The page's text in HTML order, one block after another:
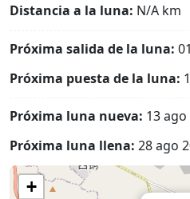
Distancia a la luna: N/A km
Próxima salida de la luna:
Próxima puesta de la luna:
Próxima luna nueva: 13 ago
Próxima luna llena: 28 ago
+